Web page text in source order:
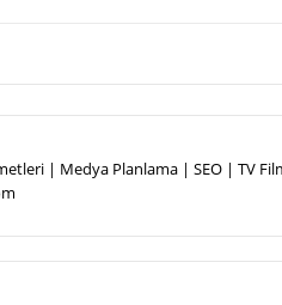
| Medya Planlama | SEO | TV